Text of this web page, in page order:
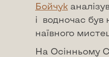
Бойчук
і водночас був
наївного
На Осінньому